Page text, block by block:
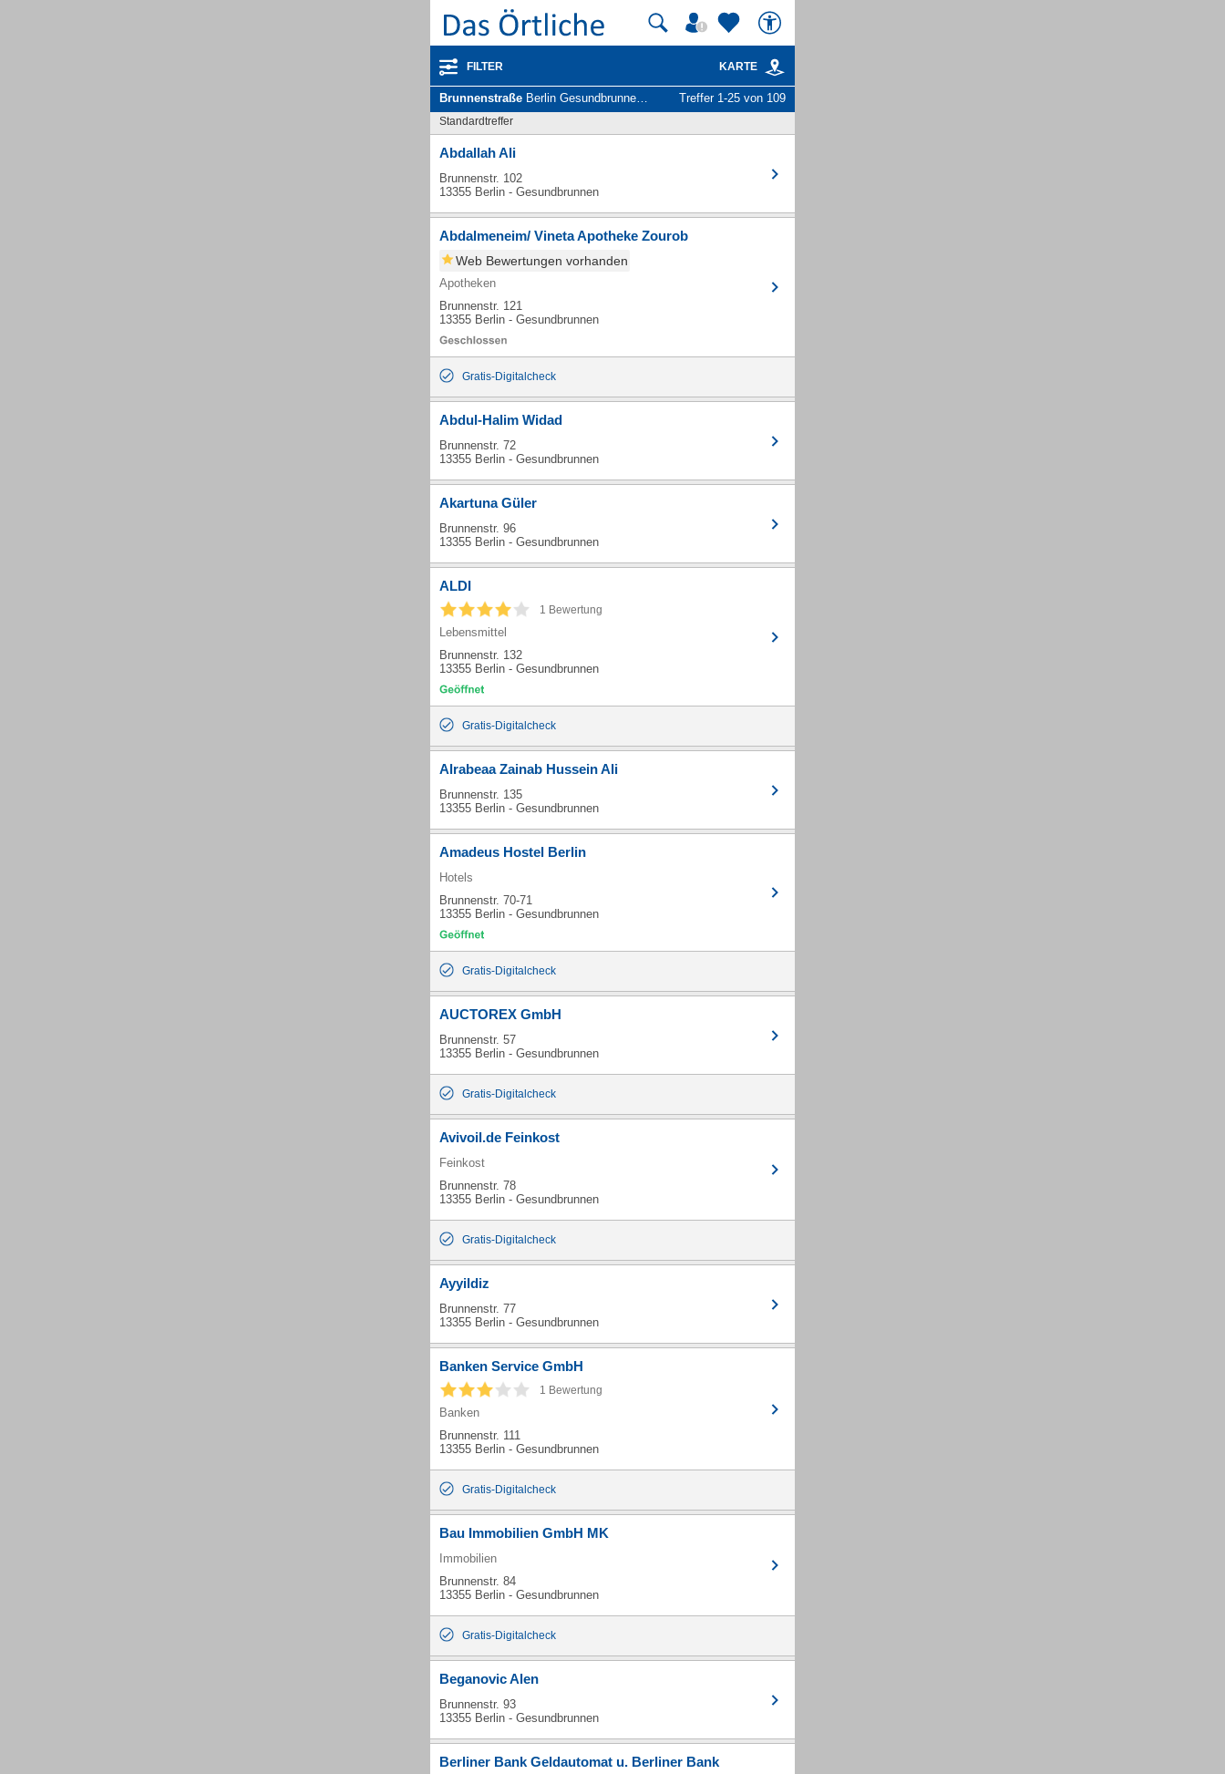
FILTER KARTE
Brunnenstraße Berlin Gesundbrunnen - Unternehmen und Personen Treffer 1-25 von 109
Standardtreffer
Abdallah Ali
Brunnenstr. 102
13355 Berlin - Gesundbrunnen
Abdalmeneim/ Vineta Apotheke Zourob
Web Bewertungen vorhanden
Apotheken
Brunnenstr. 121
13355 Berlin - Gesundbrunnen
Gratis-Digitalcheck
Abdul-Halim Widad
Brunnenstr. 72
13355 Berlin - Gesundbrunnen
Akartuna Güler
Brunnenstr. 96
13355 Berlin - Gesundbrunnen
ALDI
1 Bewertung
Lebensmittel
Brunnenstr. 132
13355 Berlin - Gesundbrunnen
Gratis-Digitalcheck
Alrabeaa Zainab Hussein Ali
Brunnenstr. 135
13355 Berlin - Gesundbrunnen
Amadeus Hostel Berlin
Hotels
Brunnenstr. 70-71
13355 Berlin - Gesundbrunnen
Gratis-Digitalcheck
AUCTOREX GmbH
Brunnenstr. 57
13355 Berlin - Gesundbrunnen
Gratis-Digitalcheck
Avivoil.de Feinkost
Feinkost
Brunnenstr. 78
13355 Berlin - Gesundbrunnen
Gratis-Digitalcheck
Ayyildiz
Brunnenstr. 77
13355 Berlin - Gesundbrunnen
Banken Service GmbH
1 Bewertung
Banken
Brunnenstr. 111
13355 Berlin - Gesundbrunnen
Gratis-Digitalcheck
Bau Immobilien GmbH MK
Immobilien
Brunnenstr. 84
13355 Berlin - Gesundbrunnen
Gratis-Digitalcheck
Beganovic Alen
Brunnenstr. 93
13355 Berlin - Gesundbrunnen
Berliner Bank Geldautomat u. Berliner Bank